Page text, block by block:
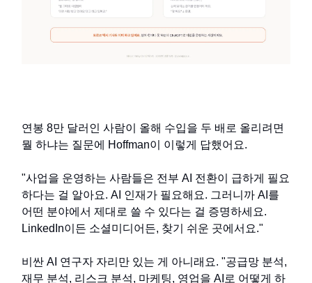
연봉 8만 달러인 사람이 올해 수입을 두 배로 올리려면
뭘 하냐는 질문에 Hoffman이 이렇게 답했어요.
"사업을 운영하는 사람들은 전부 AI 전환이 급하게 필요
하다는 걸 알아요. AI 인재가 필요해요. 그러니까 AI를
어떤 분야에서 제대로 쓸 수 있다는 걸 증명하세요.
LinkedIn이든 소셜미디어든, 찾기 쉬운 곳에서요."
비싼 AI 연구자 자리만 있는 게 아니래요. "공급망 분석,
재무 분석, 리스크 분석, 마케팅, 영업을 AI로 어떻게 하